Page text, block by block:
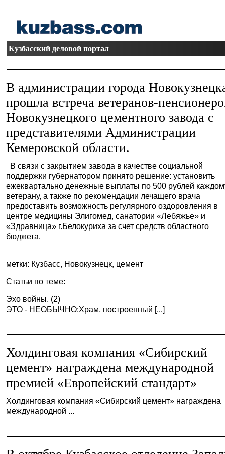
Кузбасский деловой портал
В администрации города
прошла встреча ветеранов-
Новокузнецкого цементного завода с
представителями Администрации
Кемеровской области.
В связи с закрытием завода в качестве социальной
поддержки губернатором принято решение: установить
ежеквартально денежные выплаты по 500 рублей
ветерану, а также по рекомендации лечащего врача
предоставить возможность регулярного оздоровления в
центре медицины Элигомед, санатории «Лебяжье» и
«Здравница» г.Белокуриха за счет средств областного
бюджета.
метки: Кузбасс, Новокузнецк, цемент
Статьи по теме:
Эхо войны. (2)
ЭТО - НЕОБЫЧНО:Храм, построенный [...]
Холдинговая компания «Сибирский
цемент» награждена международной
премией «Европейский стандарт»
Холдинговая компания «Сибирский цемент» награждена
международной ...